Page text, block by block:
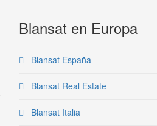
Blansat en Europa
Blansat España
Blansat Real Estate
Blansat Italia